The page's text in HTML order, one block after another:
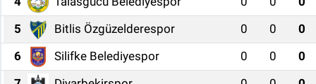
5
Bitlis Özgüzelderespor 0 0
0
6
Silifke Belediyespor 0 0
0
TEKNOLOJİ
SAĞLIK
Haber Arşivi